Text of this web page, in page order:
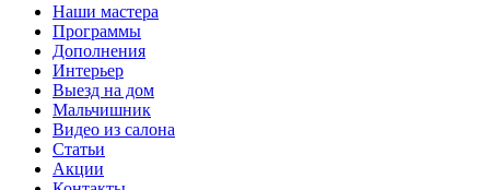
Наши мастера
Программы
Дополнения
Интерьер
Выезд на дом
Мальчишник
Видео из салона
Статьи
Акции